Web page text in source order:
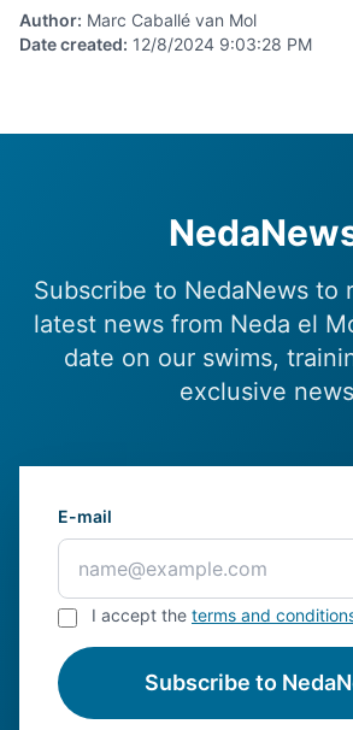
Author: Marc Caballé van Mol
Date created: 12/8/2024 9:03:28 PM
Subscribe to NedaNews to
latest news from Neda el
date on our swims,
exclusive
E-mail
I accept the terms and
Subscribe to